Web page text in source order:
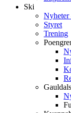
Ski
Nyheter
Styret
Trening